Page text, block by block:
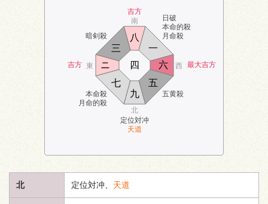
暗剣殺
吉方
日破
本命的殺
月命殺
吉方 最大吉方
本命殺
月命的殺
定位対冲
天道
五黄殺
南
北
東 西
九
一
ニ
三
四
五
六
七
八
北 定位対冲、 天道